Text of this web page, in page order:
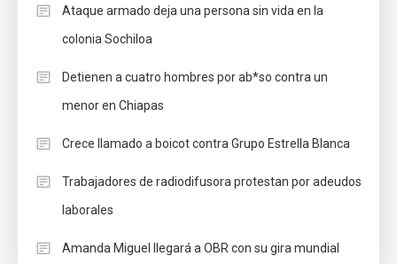
Ataque armado deja una persona sin vida en la
colonia Sochiloa
Detienen a cuatro hombres por ab*so contra un
menor en Chiapas
Crece llamado a boicot contra Grupo Estrella Blanca
Trabajadores de radiodifusora protestan por adeudos
laborales
Amanda Miguel llegará a OBR con su gira mundial